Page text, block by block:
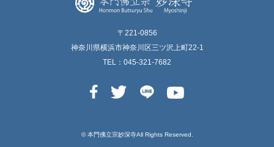
〒221-0856
神奈川県横浜市神奈川区三ツ沢上町22-1
TEL：045-321-7682
© 本⾨佛⽴宗妙深寺All Rights Reserved.